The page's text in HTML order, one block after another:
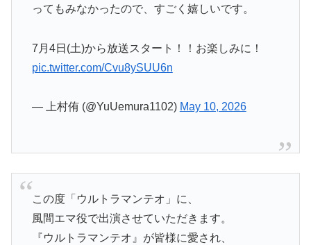
ってもみなかったので、すごく嬉しいです。
7月4日(土)から放送スタート！！お楽しみに！
pic.twitter.com/Cvu8ySUU6n
— 上村侑 (@YuUemura1102) May 10, 2026
この度「ウルトラマンテオ」に、
風間エマ役で出演させていただきます。
『ウルトラマンテオ』が皆様に愛され、